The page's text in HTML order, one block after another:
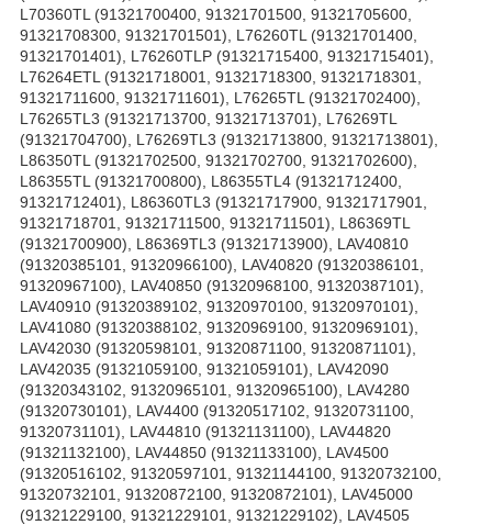
L70360TL (91321700400, 91321701500, 91321705600,
91321708300, 91321701501), L76260TL (91321701400,
91321701401), L76260TLP (91321715400, 91321715401),
L76264ETL (91321718001, 91321718300, 91321718301,
91321711600, 91321711601), L76265TL (91321702400),
L76265TL3 (91321713700, 91321713701), L76269TL
(91321704700), L76269TL3 (91321713800, 91321713801),
L86350TL (91321702500, 91321702700, 91321702600),
L86355TL (91321700800), L86355TL4 (91321712400,
91321712401), L86360TL3 (91321717900, 91321717901,
91321718701, 91321711500, 91321711501), L86369TL
(91321700900), L86369TL3 (91321713900), LAV40810
(91320385101, 91320966100), LAV40820 (91320386101,
91320967100), LAV40850 (91320968100, 91320387101),
LAV40910 (91320389102, 91320970100, 91320970101),
LAV41080 (91320388102, 91320969100, 91320969101),
LAV42030 (91320598101, 91320871100, 91320871101),
LAV42035 (91321059100, 91321059101), LAV42090
(91320343102, 91320965101, 91320965100), LAV4280
(91320730101), LAV4400 (91320517102, 91320731100,
91320731101), LAV44810 (91321131100), LAV44820
(91321132100), LAV44850 (91321133100), LAV4500
(91320516102, 91320597101, 91321144100, 91320732100,
91320732101, 91320872100, 91320872101), LAV45000
(91321229100, 91321229101, 91321229102), LAV4505